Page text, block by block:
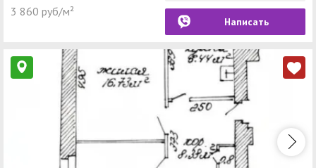
3 860 руб/м²
Написать